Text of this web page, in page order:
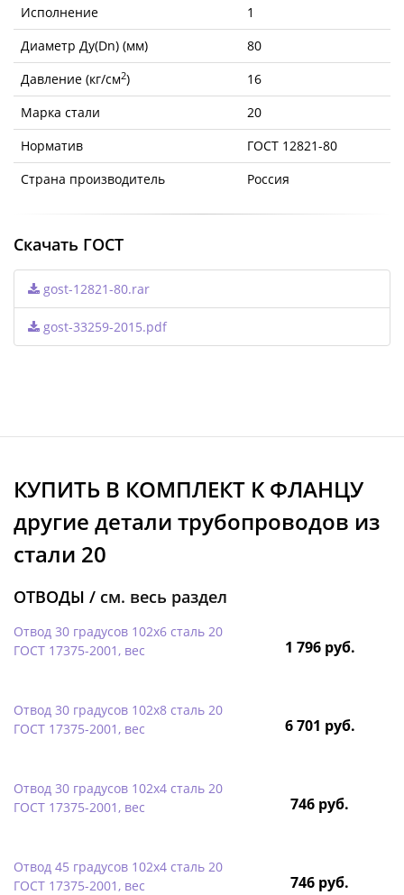
Исполнение
1
Диаметр Ду(Dn) (мм)
80
Давление (кг/см2)
16
Марка стали
20
Норматив
ГОСТ 12821-80
Страна производитель
Россия
Скачать ГОСТ
gost-12821-80.rar
gost-33259-2015.pdf
КУПИТЬ В КОМПЛЕКТ K ФЛАНЦУ
другие детали трубопроводов из
стали 20
ОТВОДЫ / см. весь раздел
Отвод 30 градусов 102х6 сталь 20
ГОСТ 17375-2001, вес
1 796 руб.
Отвод 30 градусов 102х8 сталь 20
ГОСТ 17375-2001, вес
6 701 руб.
Отвод 30 градусов 102х4 сталь 20
ГОСТ 17375-2001, вес
746 руб.
Отвод 45 градусов 102х4 сталь 20
ГОСТ 17375-2001, вес
746 руб.